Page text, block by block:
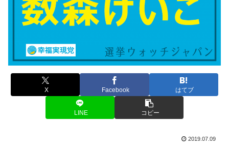
X Facebook はてブ
LINE コピー
2019.07.09